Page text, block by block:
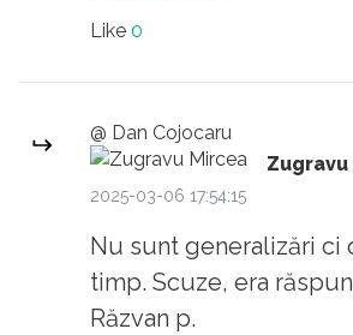
mintea cu astfel de
merită, eu dovedesc
celălalt.
Like 0
@ Dan Cojocaru
2025-03-06 17:54:15
Nu sunt generalizări ci
timp. Scuze, era
Răzvan p.